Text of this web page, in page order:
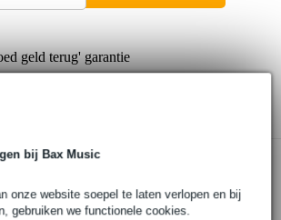
bij Bax Music
onze website soepel te laten verlopen en bij
gebruiken we functionele cookies.
geld terug' garantie
de winkel